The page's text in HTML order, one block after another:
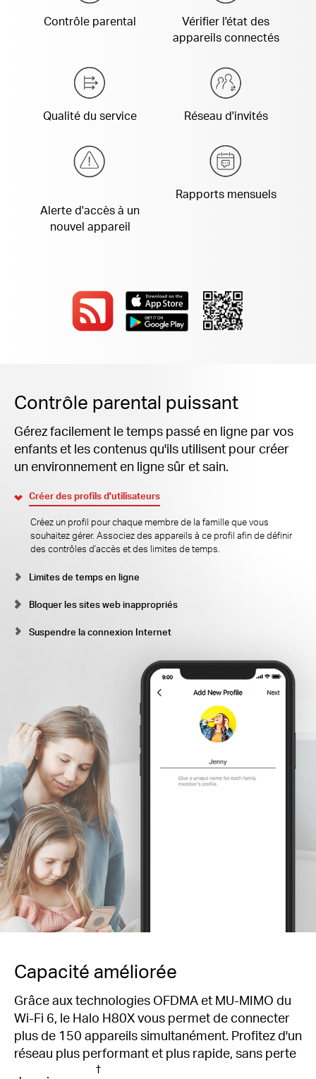
Contrôle parental
Vérifier l'état des
appareils connectés
Qualité du service Réseau d'invités
Alerte d'accès à un
nouvel appareil
Rapports mensuels
Contrôle parental puissant
Gérez facilement le temps passé en ligne par vos
enfants et les contenus qu'ils utilisent pour créer
un environnement en ligne sûr et sain.
Créer des profils d'utilisateurs
Créez un profil pour chaque membre de la famille que vous
souhaitez gérer. Associez des appareils à ce profil afin de définir
des contrôles d'accès et des limites de temps.
Limites de temps en ligne
Bloquer les sites web inappropriés
Suspendre la connexion Internet
Capacité améliorée
Grâce aux technologies OFDMA et MU-MIMO du
Wi-Fi 6, le Halo H80X vous permet de connecter
plus de 150 appareils simultanément. Profitez d'un
réseau plus performant et plus rapide, sans perte
†